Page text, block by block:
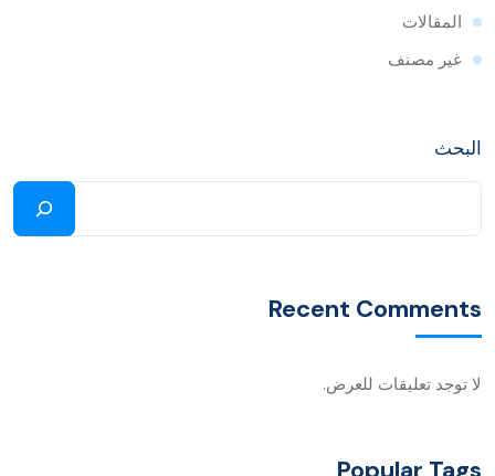
المقالات
غير مصنف
البحث
Recent Comments
لا توجد تعليقات للعرض.